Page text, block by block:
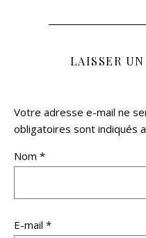
LAISSER
Votre adresse e-mail ne
obligatoires sont indiqués
Nom *
E-mail *